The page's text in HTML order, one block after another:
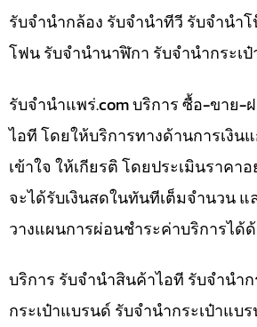
รับจำนำกล้อง รับจำนำทีวี รับจำนำ
โฟน รับจำนำนาฬิกา รับจำนำกระเ
รับจํานําแพร่.com บริการ ซื้อ-ขาย-
ไอที โดยให้บริการทางด้านการเงิน
เข้าใจ ให้เกียรติ โดยประเมินราคา
จะได้รับเงินสดในทันทีเต็มจำนวน แ
วางแผนการผ่อนชำระค่าบริการได้
บริการ รับจำนำสินค้าไอที รับจำนำก
กระเป๋าแบรนด์ รับจำนำกระเป๋าแบ